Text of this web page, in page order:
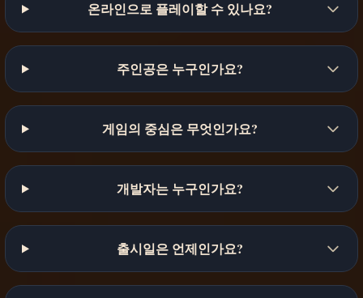
온라인으로 플레이할 수 있나요?
주인공은 누구인가요?
게임의 중심은 무엇인가요?
개발자는 누구인가요?
출시일은 언제인가요?